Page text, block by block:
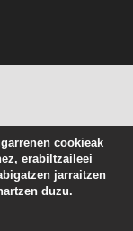
cookieak
erabiltzaileei
jarraitzen
duzu.